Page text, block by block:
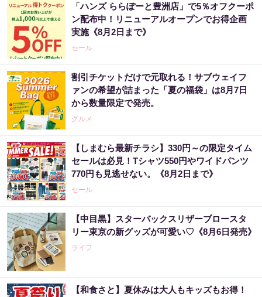
「ハンズ ららぽーと豊洲店」で5％オフクーポ
ン配布中！リニューアルオープンでお得企画
実施《8月2日まで》
セール
割引チケットだけで元取れる！サブウェイフ
ァンの希望が詰まった「夏の福袋」は8月7日
から数量限定で発売。
グルメ
【しまむら最新チラシ】330円～の限定タイム
セールは必見！Tシャツ550円やワイドパンツ
770円も見逃せない。《8月2日まで》
セール
【中目黒】スターバックスリザーブロースタ
リー東京の新グッズが可愛い♡《8月6日発売》
ライフ
【和食さと】夏休みは大人もキッズもお得！